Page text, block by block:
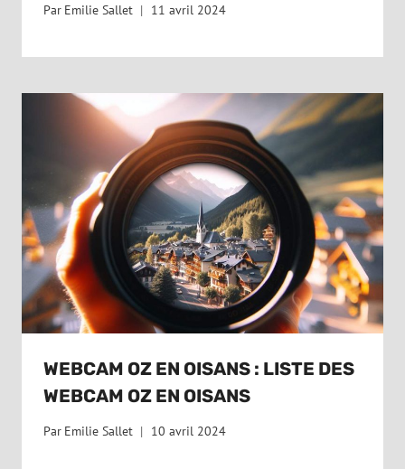
Par Emilie Sallet 11 avril 2024
WEBCAM OZ EN OISANS : LISTE DES
WEBCAM OZ EN OISANS
Par Emilie Sallet 10 avril 2024